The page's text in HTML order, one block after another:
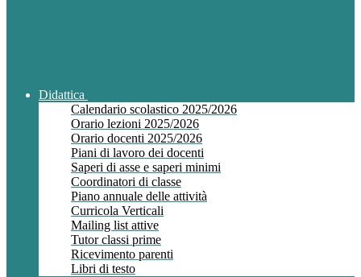
Didattica
Calendario scolastico 2025/2026
Orario lezioni 2025/2026
Orario docenti 2025/2026
Piani di lavoro dei docenti
Saperi di asse e saperi minimi
Coordinatori di classe
Piano annuale delle attività
Curricola Verticali
Mailing list attive
Tutor classi prime
Ricevimento parenti
Libri di testo